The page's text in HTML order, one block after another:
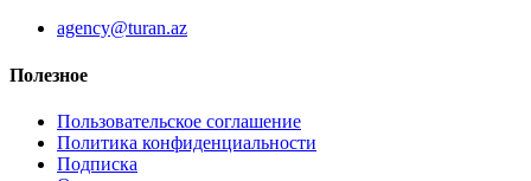
agency@turan.az
Полезное
Пользовательское соглашение
Политика конфиденциальности
Подписка